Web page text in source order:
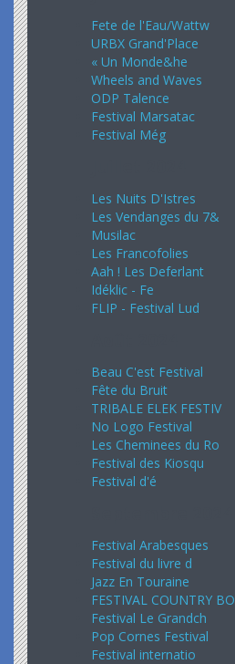
Fete de l'Eau/Wattw
URBX Grand'Place
« Un Monde&he
Wheels and Waves
ODP Talence
Festival Marsatac
Festival Még
Les Nuits D'Istres
Les Vendanges du 7&
Musilac
Les Francofolies
Aah ! Les Deferlant
Idéklic - Fe
FLIP - Festival Lud
Beau C'est Festival
Fête du Bruit
TRIBALE ELEK FESTIV
No Logo Festival
Les Cheminees du Ro
Festival des Kiosqu
Festival d'é
Festival Arabesques
Festival du livre d
Jazz En Touraine
FESTIVAL COUNTRY BO
Festival Le Grandch
Pop Cornes Festival
Festival internatio